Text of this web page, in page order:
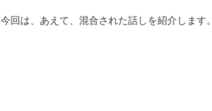
今回は、あえて、混合された話しを紹介します。